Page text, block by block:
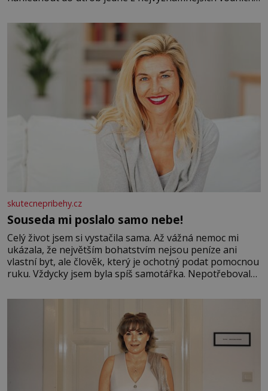
se na koloběžce a den zakončit poznáváním památek ve
Velkých Losinách nebo v termálním
skutecnepribehy.cz
Souseda mi poslalo samo nebe!
Celý život jsem si vystačila sama. Až vážná nemoc mi
ukázala, že největším bohatstvím nejsou peníze ani
vlastní byt, ale člověk, který je ochotný podat pomocnou
ruku. Vždycky jsem byla spíš samotářka. Nepotřebovala
mi knihy, práce a hlavně klid. Hned po studiích jsem